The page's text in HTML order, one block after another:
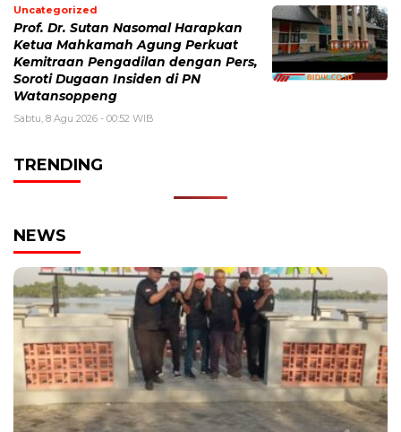
Uncategorized
Prof. Dr. Sutan Nasomal Harapkan
Ketua Mahkamah Agung Perkuat
Kemitraan Pengadilan dengan Pers,
Soroti Dugaan Insiden di PN
Watansoppeng
Sabtu, 8 Agu 2026 - 00:52 WIB
TRENDING
NEWS